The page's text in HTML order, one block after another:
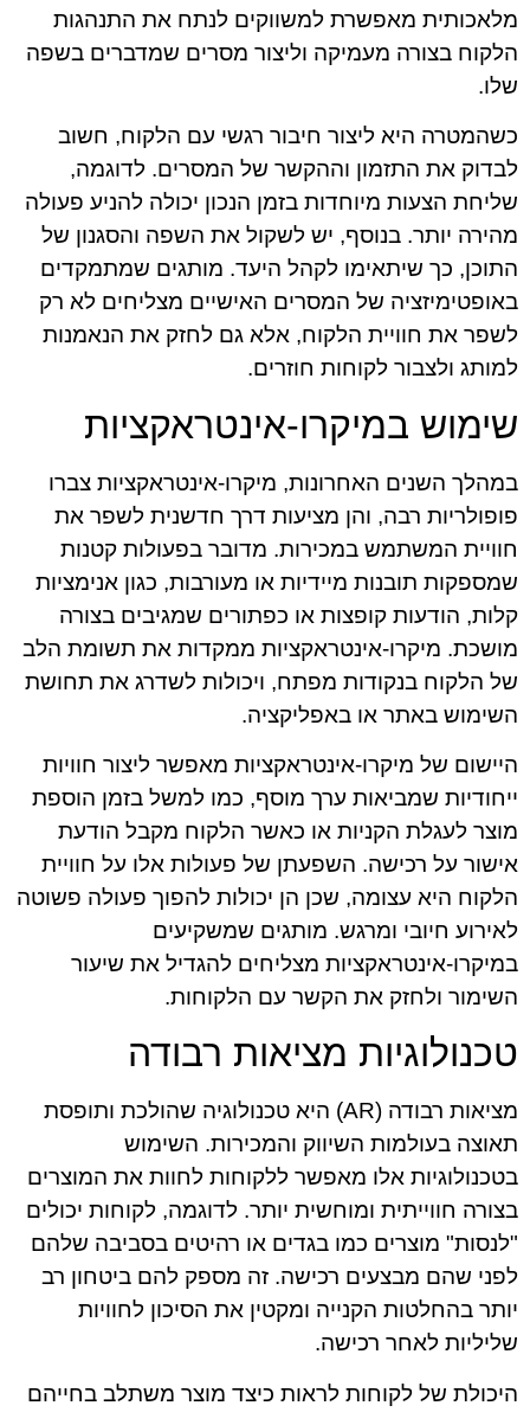
מלאכותית מאפשרת למשווקים לנתח את התנהגות
הלקוח בצורה מעמיקה וליצור מסרים שמדברים בשפה
שלו.
כשהמטרה היא ליצור חיבור רגשי עם הלקוח, חשוב
לבדוק את התזמון וההקשר של המסרים. לדוגמה,
שליחת הצעות מיוחדות בזמן הנכון יכולה להניע פעולה
מהירה יותר. בנוסף, יש לשקול את השפה והסגנון של
התוכן, כך שיתאימו לקהל היעד. מותגים שמתמקדים
באופטימיזציה של המסרים האישיים מצליחים לא רק
לשפר את חוויית הלקוח, אלא גם לחזק את הנאמנות
למותג ולצבור לקוחות חוזרים.
שימוש במיקרו-אינטראקציות
במהלך השנים האחרונות, מיקרו-אינטראקציות צברו
פופולריות רבה, והן מציעות דרך חדשנית לשפר את
חוויית המשתמש במכירות. מדובר בפעולות קטנות
שמספקות תובנות מיידיות או מעורבות, כגון אנימציות
קלות, הודעות קופצות או כפתורים שמגיבים בצורה
מושכת. מיקרו-אינטראקציות ממקדות את תשומת הלב
של הלקוח בנקודות מפתח, ויכולות לשדרג את תחושת
השימוש באתר או באפליקציה.
היישום של מיקרו-אינטראקציות מאפשר ליצור חוויות
ייחודיות שמביאות ערך מוסף, כמו למשל בזמן הוספת
מוצר לעגלת הקניות או כאשר הלקוח מקבל הודעת
אישור על רכישה. השפעתן של פעולות אלו על חוויית
הלקוח היא עצומה, שכן הן יכולות להפוך פעולה פשוטה
לאירוע חיובי ומרגש. מותגים שמשקיעים
במיקרו-אינטראקציות מצליחים להגדיל את שיעור
השימור ולחזק את הקשר עם הלקוחות.
טכנולוגיות מציאות רבודה
מציאות רבודה (AR) היא טכנולוגיה שהולכת ותופסת
תאוצה בעולמות השיווק והמכירות. השימוש
בטכנולוגיות אלו מאפשר ללקוחות לחוות את המוצרים
בצורה חווייתית ומוחשית יותר. לדוגמה, לקוחות יכולים
"לנסות" מוצרים כמו בגדים או רהיטים בסביבה שלהם
לפני שהם מבצעים רכישה. זה מספק להם ביטחון רב
יותר בהחלטות הקנייה ומקטין את הסיכון לחוויות
שליליות לאחר רכישה.
היכולת של לקוחות לראות כיצד מוצר משתלב בחייהם